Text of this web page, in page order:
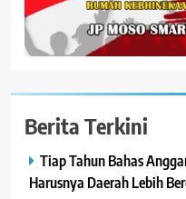
Berita Terkini
Tiap Tahun Bahas
Harusnya Daerah Lebih